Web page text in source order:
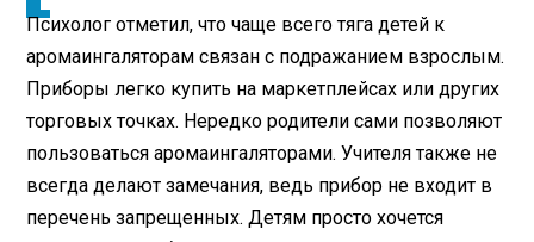
Психолог отметил, что чаще всего тяга детей к
аромаингаляторам связан с подражанием взрослым.
Приборы легко купить на маркетплейсах или других
торговых точках. Нередко родители сами позволяют
пользоваться аромаингаляторами. Учителя также не
всегда делают замечания, ведь прибор не входит в
перечень запрещенных. Детям просто хочется